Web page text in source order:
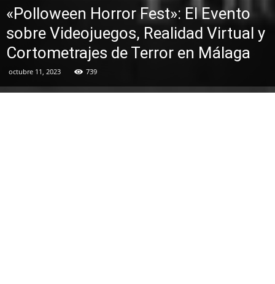
«Polloween Horror Fest»: El Evento
sobre Videojuegos, Realidad Virtual y
Cortometrajes de Terror en Málaga
octubre 11, 2023 739